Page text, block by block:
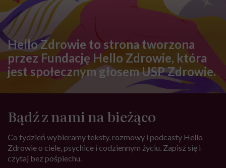
Hello Zdrowie to strona tworzona
przez Fundację Hello Zdrowie, która
jest społecznym głosem USP Zdrowie.
Bądź z nami na bieżąco
Co tydzień wybieramy teksty, rozmowy i podcasty Hello
Zdrowie o ciele, psychice i codziennym życiu. Zapisz się i
czytaj bez pośpiechu.